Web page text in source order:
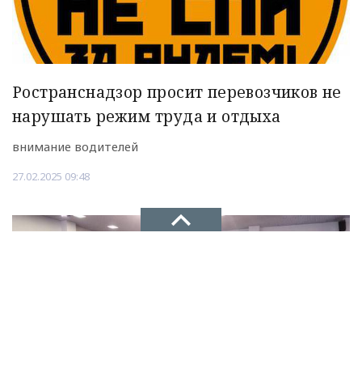
Ространснадзор просит перевозчиков не
нарушать режим труда и отдыха
внимание водителей
27.02.2025 09:48